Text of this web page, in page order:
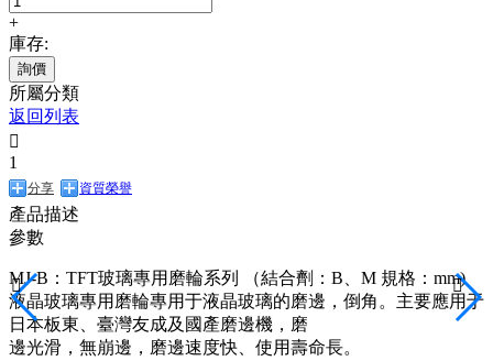
+
庫存:
詢價
所屬分類
返回列表

1
分享 資質榮譽
產品描述
參數
MJ-B：TFT玻璃專用磨輪系列 （結合劑：B、M 規格：mm)
液晶玻璃專用磨輪專用于液晶玻璃的磨邊，倒角。主要應用于
日本板東、臺灣友成及國產磨邊機，磨
邊光滑，無崩邊，磨邊速度快、使用壽命長。
 